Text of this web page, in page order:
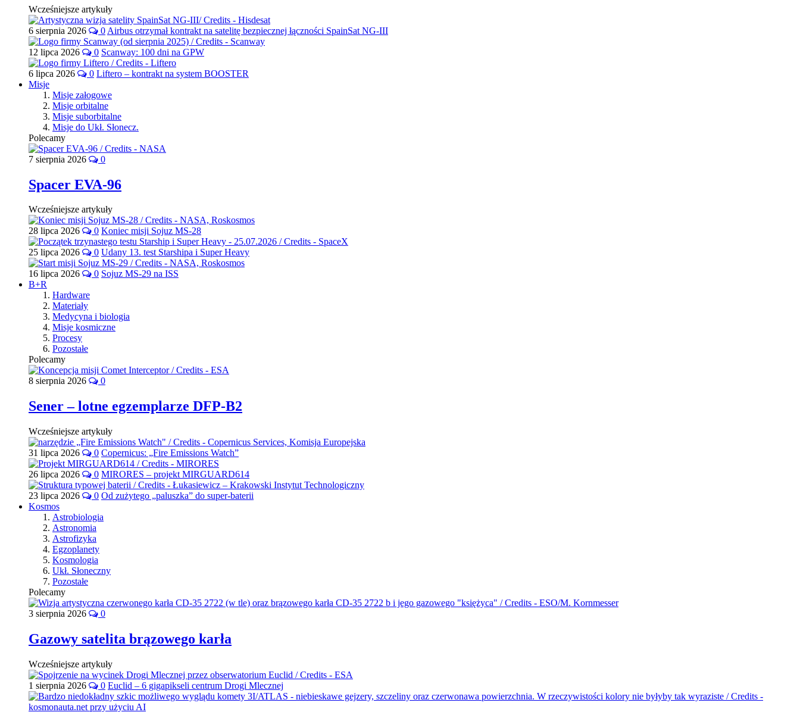
Wcześniejsze artykuły
6 sierpnia 2026 0 Airbus otrzymał kontrakt na satelitę bezpiecznej łączności SpainSat NG-III
12 lipca 2026 0 Scanway: 100 dni na GPW
6 lipca 2026 0 Liftero – kontrakt na system BOOSTER
Misje
Misje załogowe
Misje orbitalne
Misje suborbitalne
Misje do Ukł. Słonecz.
Polecamy
7 sierpnia 2026 0
Spacer EVA-96
Wcześniejsze artykuły
28 lipca 2026 0 Koniec misji Sojuz MS-28
25 lipca 2026 0 Udany 13. test Starshipa i Super Heavy
16 lipca 2026 0 Sojuz MS-29 na ISS
B+R
Hardware
Materiały
Medycyna i biologia
Misje kosmiczne
Procesy
Pozostałe
Polecamy
8 sierpnia 2026 0
Sener – lotne egzemplarze DFP-B2
Wcześniejsze artykuły
31 lipca 2026 0 Copernicus: „Fire Emissions Watch”
26 lipca 2026 0 MIRORES – projekt MIRGUARD614
23 lipca 2026 0 Od zużytego „paluszka” do super-baterii
Kosmos
Astrobiologia
Astronomia
Astrofizyka
Egzoplanety
Kosmologia
Ukł. Słoneczny
Pozostałe
Polecamy
3 sierpnia 2026 0
Gazowy satelita brązowego karła
Wcześniejsze artykuły
1 sierpnia 2026 0 Euclid – 6 gigapikseli centrum Drogi Mlecznej